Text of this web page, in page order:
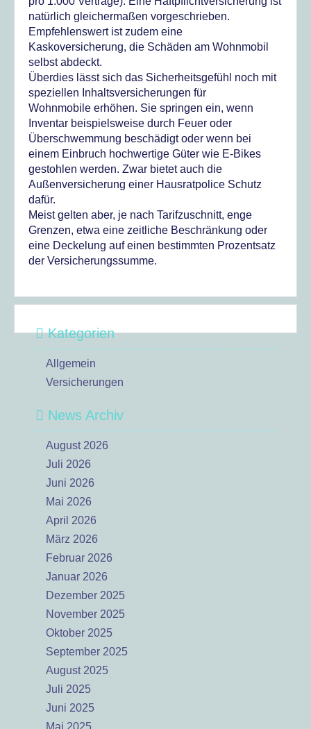
natürlich gleichermaßen vorgeschrieben.
Empfehlenswert ist zudem eine
Kaskoversicherung, die Schäden am Wohnmobil
selbst abdeckt.
Überdies lässt sich das Sicherheitsgefühl noch mit
speziellen Inhaltsversicherungen für
Wohnmobile erhöhen. Sie springen ein, wenn
Inventar beispielsweise durch Feuer oder
Überschwemmung beschädigt oder wenn bei
einem Einbruch hochwertige Güter wie E-Bikes
gestohlen werden. Zwar bietet auch die
Außenversicherung einer Hausratpolice Schutz
dafür.
Meist gelten aber, je nach Tarifzuschnitt, enge
Grenzen, etwa eine zeitliche Beschränkung oder
eine Deckelung auf einen bestimmten Prozentsatz
der Versicherungssumme.
Kategorien
Allgemein
Versicherungen
News Archiv
August 2026
Juli 2026
Juni 2026
Mai 2026
April 2026
März 2026
Februar 2026
Januar 2026
Dezember 2025
November 2025
Oktober 2025
September 2025
August 2025
Juli 2025
Juni 2025
Mai 2025